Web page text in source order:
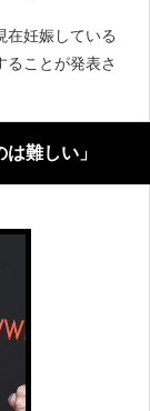
在妊娠している
ることが発表さ
難しい」